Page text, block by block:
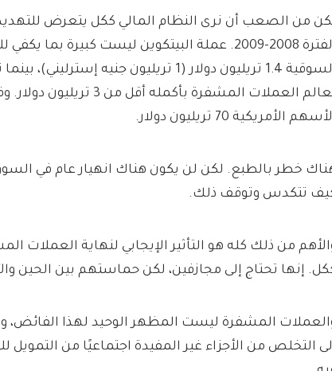
من الصعب أن نرى النظام المالي ككل يتعرض
الفترة 2008-2009. عملة البيتكوين ليست كبيرة بما
السوقية 1.4 تريليون دولار (1 تريليون جنيه
لعالم العملات المشفرة بأكمله
الأمريكية 70 تريليون دولار.
خطر بالطبع. لكن لن يكون هناك انهيار عام في
تتكدس وتوقف ذلك.
من ذلك كله هو التأثير الإيجابي لنهاية العملات
إنها تحتاج إلى مجازفين، لكن حماستهم بين الحين
المشفرة ليست المظهر الوحيد لهذا الفائض،
التخلص من الأجزاء غير المفيدة اجتماعيًا من التمويل